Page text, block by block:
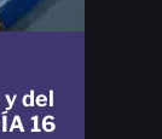
del
16